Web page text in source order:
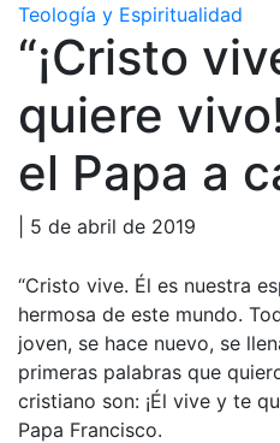
Teología y Espiritualidad
“¡Cristo
quiere
el Papa a
| 5 de abril de 2019
“Cristo vive. Él es nuestra
hermosa de este mundo.
joven, se hace nuevo, se
primeras palabras que
cristiano son: ¡Él vive y te
Papa Francisco.